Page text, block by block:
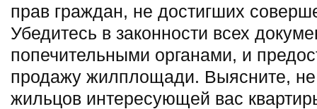
прав граждан, не достигших
Убедитесь в законности всех
попечительными органами, и
продажу жилплощади. Выясните, не
жильцов интересующей вас